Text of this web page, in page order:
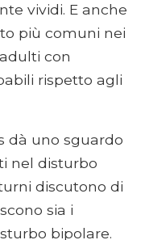
vividi. E anche
più comuni nei
con
rispetto agli
dà uno sguardo
nel disturbo
discutono di
sia i
bipolare.